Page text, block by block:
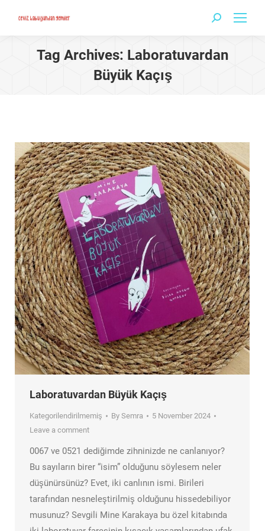
Search:
Tag Archives: Laboratuvardan
Büyük Kaçış
Laboratuvardan Büyük Kaçış
Kategorilendirilmemiş By Semra
5 November 2024
Leave a comment
0067 ve 0521 dediğimde zihninizde ne canlanıyor?
Bu sayıların birer “isim” olduğunu söylesem neler
düşünürsünüz? Evet, iki canlının ismi. Birileri
tarafından nesneleştirilmiş olduğunu hissedebiliyor
musunuz? Sevgili Mine Karakaya bu özel kitabında